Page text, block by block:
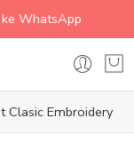
WhatsApp
Clasic Embroidery